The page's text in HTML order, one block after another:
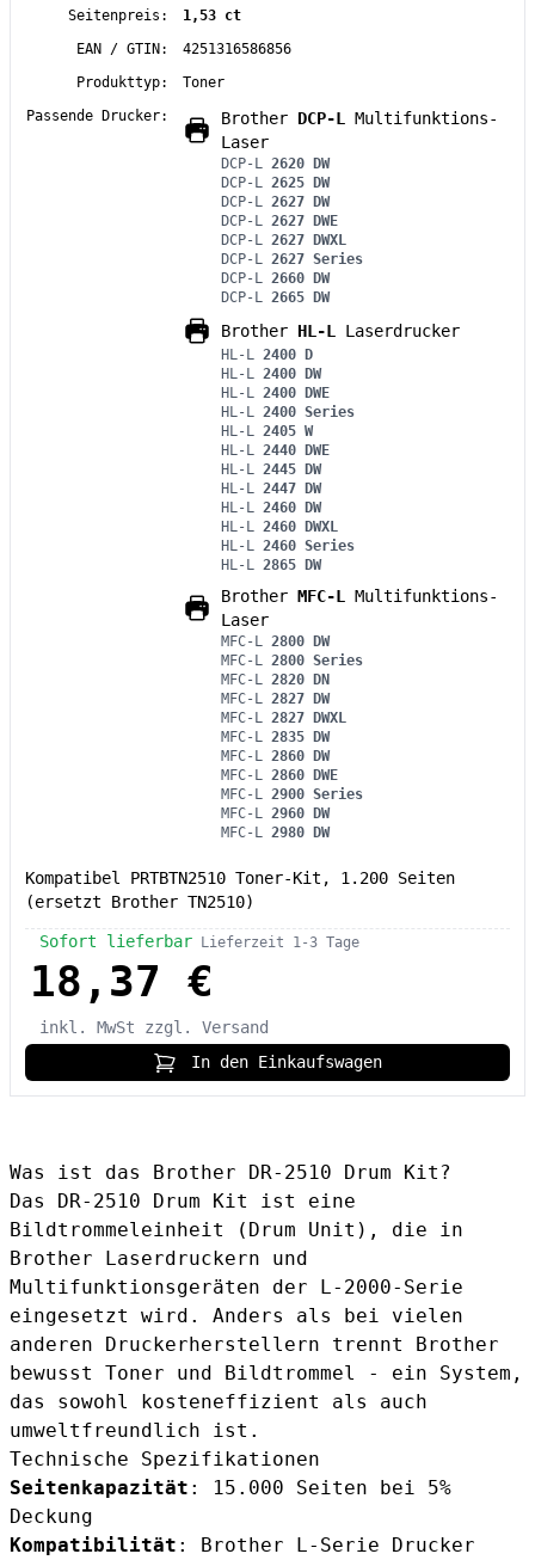
Seitenpreis:
1,53 ct
EAN / GTIN:
4251316586856
Produkttyp:
Toner
Passende Drucker:
Brother DCP-L
Multifunktions-
Laser
DCP-L
2620 DW
DCP-L
2625 DW
DCP-L
2627 DW
DCP-L
2627 DWE
DCP-L
2627 DWXL
DCP-L
2627 Series
DCP-L
2660 DW
DCP-L
2665 DW
Brother HL-L Laserdrucker
HL-L
2400 D
HL-L
2400 DW
HL-L
2400 DWE
HL-L
2400 Series
HL-L
2405 W
HL-L
2440 DWE
HL-L
2445 DW
HL-L
2447 DW
HL-L
2460 DW
HL-L
2460 DWXL
HL-L
2460 Series
HL-L
2865 DW
Brother MFC-L
Multifunktions-
Laser
MFC-L
2800 DW
MFC-L
2800 Series
MFC-L
2820 DN
MFC-L
2827 DW
MFC-L
2827 DWXL
MFC-L
2835 DW
MFC-L
2860 DW
MFC-L
2860 DWE
MFC-L
2900 Series
MFC-L
2960 DW
MFC-L
2980 DW
Kompatibel PRTBTN2510 Toner-Kit, 1.200 Seiten
(ersetzt Brother TN2510)
Sofort lieferbar Lieferzeit 1-3 Tage
18,37 €
inkl. MwSt
zzgl. Versand
In den Einkaufswagen
Was ist das Brother DR-2510 Drum Kit?
Das DR-2510 Drum Kit ist eine
Bildtrommeleinheit (Drum Unit), die in
Brother Laserdruckern und
Multifunktionsgeräten der L-2000-Serie
eingesetzt wird. Anders als bei vielen
anderen Druckerherstellern trennt Brother
bewusst Toner und Bildtrommel - ein System,
das sowohl kosteneffizient als auch
umweltfreundlich ist.
Technische Spezifikationen
Seitenkapazität : 15.000 Seiten bei 5%
Deckung
Kompatibilität : Brother L-Serie Drucker